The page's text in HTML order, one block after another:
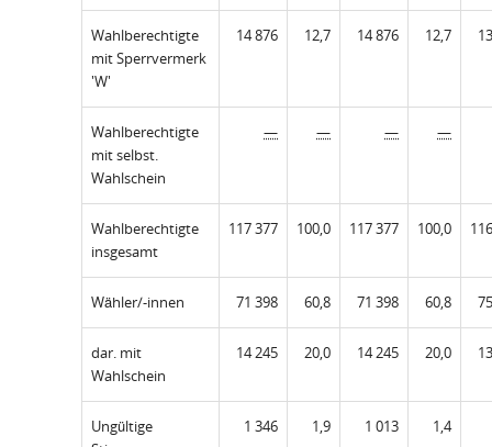
Wahlberechtigte
mit Sperrvermerk
'W'
14 876 12,7 14 876 12,7
Wahlberechtigte
mit selbst.
Wahlschein
— — — —
Wahlberechtigte
insgesamt
117 377 100,0 117 377 100,0
Wähler/-innen 71 398 60,8 71 398 60,8
dar. mit
Wahlschein
14 245 20,0 14 245 20,0
Ungültige
1 346 1,9 1 013 1,4